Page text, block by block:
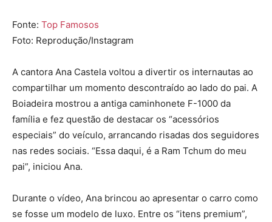
Fonte: Top Famosos
Foto: Reprodução/Instagram
A cantora Ana Castela voltou a divertir os internautas ao
compartilhar um momento descontraído ao lado do pai. A
Boiadeira mostrou a antiga caminhonete F-1000 da
família e fez questão de destacar os “acessórios
especiais” do veículo, arrancando risadas dos seguidores
nas redes sociais. “Essa daqui, é a Ram Tchum do meu
pai”, iniciou Ana.
Durante o vídeo, Ana brincou ao apresentar o carro como
se fosse um modelo de luxo. Entre os “itens premium”,